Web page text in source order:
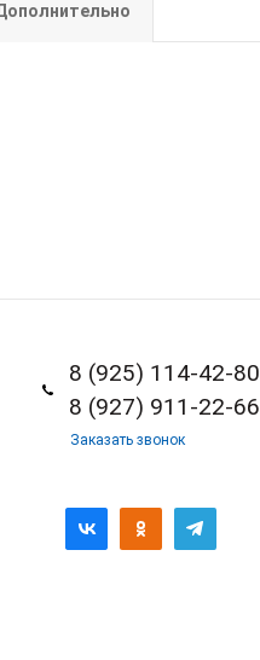
8 (925) 114-42-80
8 (927) 911-22-66
Заказать звонок